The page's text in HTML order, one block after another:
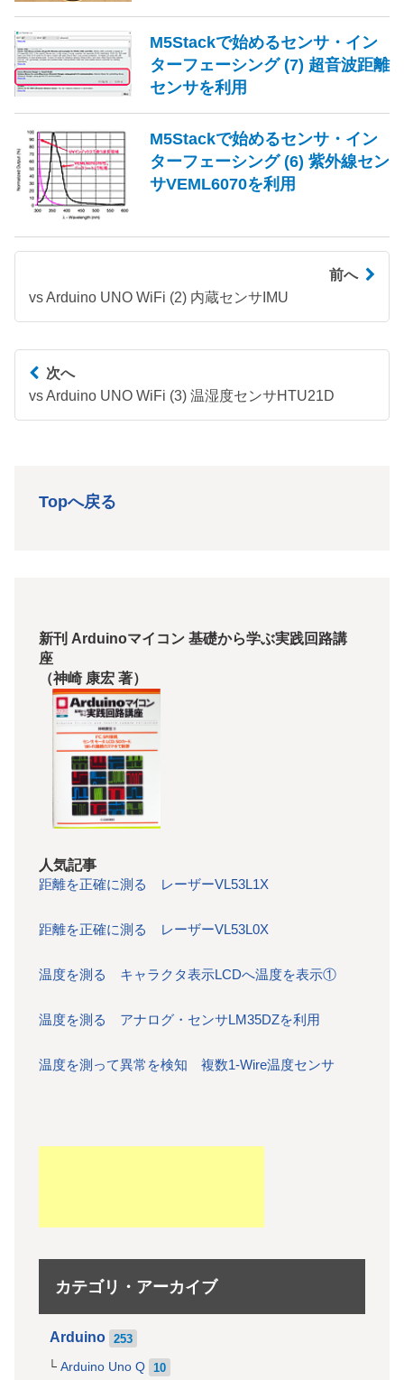
M5Stackで始めるセンサ・イン
ターフェーシング (7) 超音波距離
センサを利用
M5Stackで始めるセンサ・イン
ターフェーシング (6) 紫外線セン
サVEML6070を利用
前へ
vs Arduino UNO WiFi (2) 内蔵センサIMU
次へ
vs Arduino UNO WiFi (3) 温湿度センサHTU21D
Topへ戻る
新刊 Arduinoマイコン 基礎から学ぶ実践回路講
座
（神崎 康宏 著）
人気記事
距離を正確に測る レーザーVL53L1X
距離を正確に測る レーザーVL53L0X
温度を測る キャラクタ表示LCDへ温度を表示①
温度を測る アナログ・センサLM35DZを利用
温度を測って異常を検知 複数1-Wire温度センサ
カテゴリ・アーカイブ
Arduino 253
Arduino Uno Q 10